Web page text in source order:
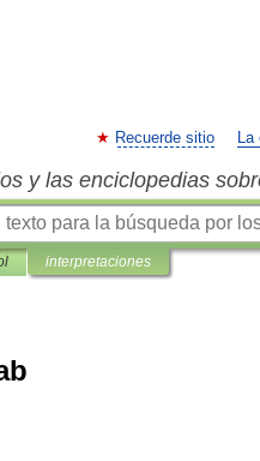
Recuerde sitio La
y las enciclopedias
interpretaciones